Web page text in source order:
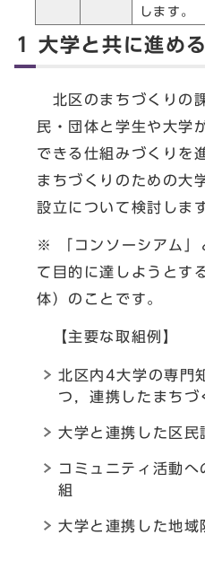
します。
1 大学と共に進め
北区のまちづくりの
民・団体と学生や大学
できる仕組みづくりを
まちづくりのための大
設立について検討しま
※ 「コンソーシアム」
て目的に達しようとす
体）のことです。
【主要な取組例】
北区内4大学の専門
つ，連携したまちづ
大学と連携した区民
コミュニティ活動
組
大学と連携した地